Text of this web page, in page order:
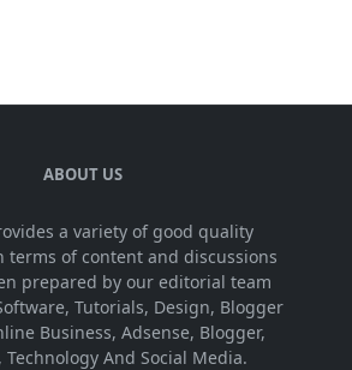
ABOUT US
a variety of good quality
terms of content and discussions
prepared by our editorial team
Tutorials, Design, Blogger
Business, Adsense, Blogger,
And Social Media.